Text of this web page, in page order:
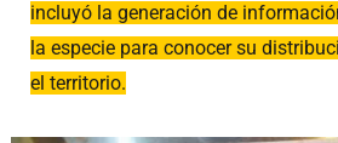
incluyó la generación de
la especie para conocer su
el territorio.